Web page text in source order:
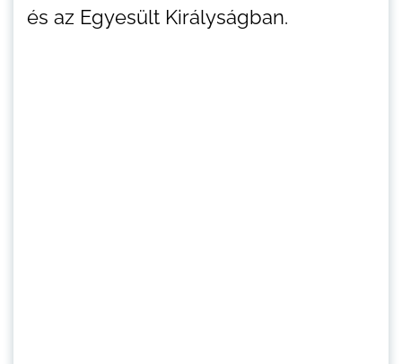
és az Egyesült Királyságban.